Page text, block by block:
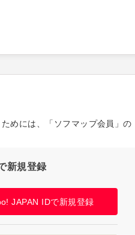
めには、「ソフマップ会員」の
新規登録
JAPAN IDで新規登録